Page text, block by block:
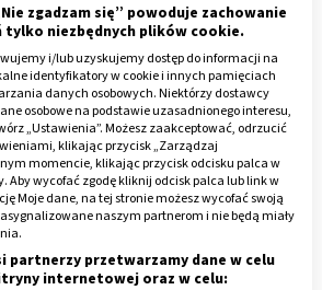
stawu kolanowego) - co to jest?
zgadzam się” powoduje zachowanie
tylko niezbędnych plików cookie.
i/lub uzyskujemy dostęp do informacji na
identyfikatory w cookie i innych pamięciach
danych osobowych. Niektórzy dostawcy
osobowe na podstawie uzasadnionego interesu,
„Ustawienia”. Możesz zaakceptować, odrzucić
klikając przycisk „Zarządzaj
momencie, klikając przycisk odcisku palca w
Aby wycofać zgodę kliknij odcisk palca lub link w
Moje dane, na tej stronie możesz wycofać swoją
naszym partnerom i nie będą miały
partnerzy przetwarzamy dane w celu
internetowej oraz w celu: